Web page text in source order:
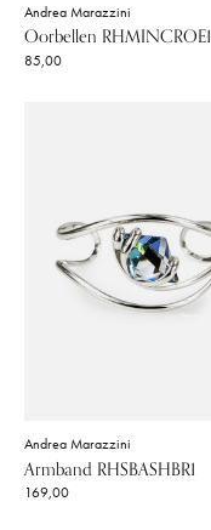
Andrea Marazzini
Oorbellen RHMINCROE1
85,00
Andrea Marazzini
Armband RHSBASHBR1
169,00